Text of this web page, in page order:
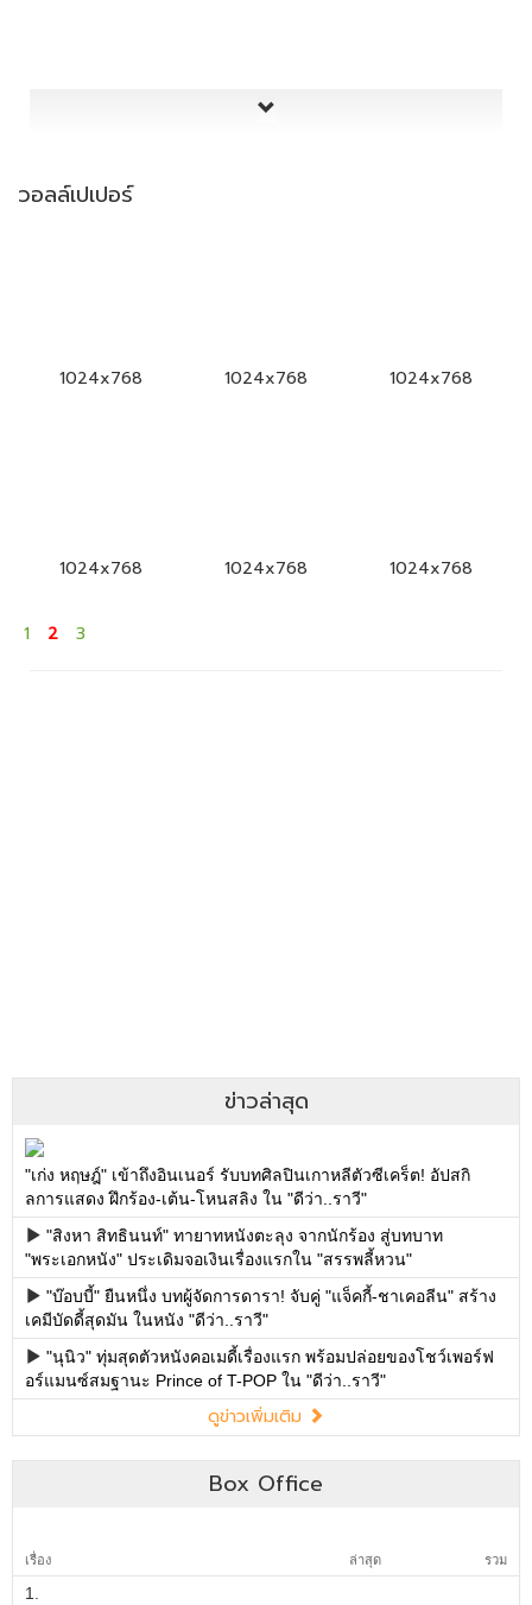
วอลล์เปเปอร์
1024x768 1024x768 1024x768
1024x768 1024x768 1024x768
1 2 3
ข่าวล่าสุด
"เก่ง หฤษฎ์" เข้าถึงอินเนอร์ รับบทศิลปินเกาหลีตัวซีเคร็ต! อัปสกิ
ลการแสดง ฝึกร้อง-เต้น-โหนสลิง ใน "ดีว่า..ราวี"
"สิงหา สิทธินนท์" ทายาทหนังตะลุง จากนักร้อง สู่บทบาท
"พระเอกหนัง" ประเดิมจอเงินเรื่องแรกใน "สรรพลี้หวน"
"บ๊อบบี้" ยืนหนึ่ง บทผู้จัดการดารา! จับคู่ "แจ็คกี้-ชาเคอลีน" สร้าง
เคมีบัดดี้สุดมัน ในหนัง "ดีว่า..ราวี"
"นุนิว" ทุ่มสุดตัวหนังคอเมดี้เรื่องแรก พร้อมปล่อยของโชว์เพอร์ฟ
อร์แมนซ์สมฐานะ Prince of T-POP ใน "ดีว่า..ราวี"
ดูข่าวเพิ่มเติม
Box Office
เรื่อง ล่าสุด รวม
1.